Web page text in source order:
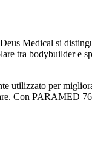
Medical si
tra bodybuilder
utilizzato per
Con PARAMED